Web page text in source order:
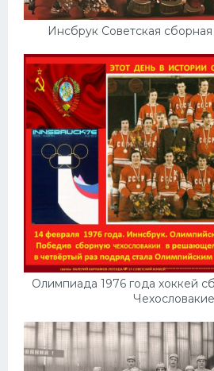
Инсбрук Советская
Олимпиада 1976 года хоккей